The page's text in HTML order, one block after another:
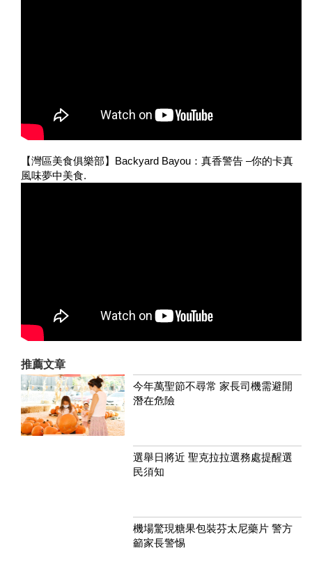
【灣區美食俱樂部】Backyard Bayou：真香警告 –你的卡真
風味夢中美食.
推薦文章
今年萬聖節不尋常 家長司機需避開
潛在危險
選舉日將近 聖克拉拉選務處提醒選
民須知
機場驚現糖果包裝芬太尼藥片 警方
籲家長警惕